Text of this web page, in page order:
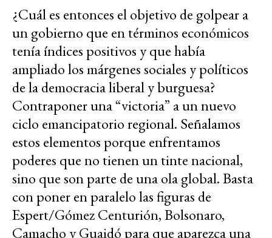
¿Cuál es entonces el objetivo de golpear a
un gobierno que en términos económicos
tenía índices positivos y que había
ampliado los márgenes sociales y políticos
de la democracia liberal y burguesa?
Contraponer una “victoria” a un nuevo
ciclo emancipatorio regional. Señalamos
estos elementos porque enfrentamos
poderes que no tienen un tinte nacional,
sino que son parte de una ola global. Basta
con poner en paralelo las figuras de
Espert/Gómez Centurión, Bolsonaro,
Camacho y Guaidó para que aparezca una